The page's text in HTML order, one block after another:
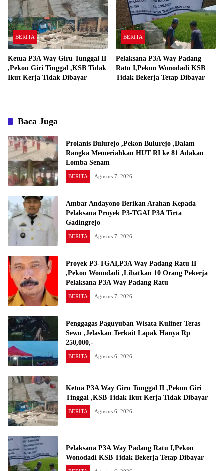
BERITA
Ketua P3A Way Giru Tunggal II
,Pekon Giri Tinggal ,KSB Tidak
Ikut Kerja Tidak Dibayar
BERITA
Pelaksana P3A Way Padang
Ratu I,Pekon Wonodadi KSB
Tidak Bekerja Tetap Dibayar
Baca Juga
Prolanis Bulurejo ,Pekon Bulurejo ,Dalam
Rangka Memeriahkan HUT RI ke 81 Adakan
Lomba Senam
BERITA Agustus 7, 2026
Ambar Andayono Berikan Arahan Kepada
Pelaksana Proyek P3-TGAI P3A Tirta
Gadingrejo
BERITA Agustus 7, 2026
Proyek P3-TGAI,P3A Way Padang Ratu II
,Pekon Wonodadi ,Libatkan 10 Orang Pekerja
Pelaksana P3A Way Padang Ratu
BERITA Agustus 7, 2026
Penggagas Paguyuban Wisata Kuliner Teras
Sewu ,Jelaskan Terkait Lapak Hanya Rp
250,000,-
BERITA Agustus 6, 2026
Ketua P3A Way Giru Tunggal II ,Pekon Giri
Tinggal ,KSB Tidak Ikut Kerja Tidak Dibayar
BERITA Agustus 6, 2026
Pelaksana P3A Way Padang Ratu I,Pekon
Wonodadi KSB Tidak Bekerja Tetap Dibayar